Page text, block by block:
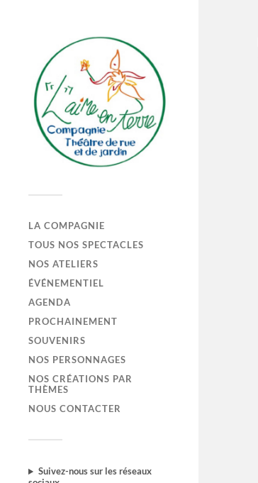
LA COMPAGNIE
TOUS NOS SPECTACLES
NOS ATELIERS
ÉVÉNEMENTIEL
AGENDA
PROCHAINEMENT
SOUVENIRS
NOS PERSONNAGES
NOS CRÉATIONS PAR
THÈMES
NOUS CONTACTER
Suivez-nous sur les réseaux